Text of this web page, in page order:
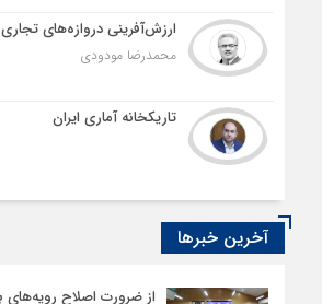
ارزش‌آفرینی دروازه‌های تجاری
محمدرضا مودودی
تاریکخانه آماری ایران
آخرین خبرها
از ضرورت اصلاح رویه‌های